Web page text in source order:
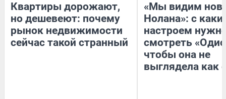
Квартиры дорожают,
но дешевеют: почему
рынок недвижимости
сейчас такой странный
«Мы видим
Нолана»: с
настроем
смотреть
чтобы она не
выглядела как